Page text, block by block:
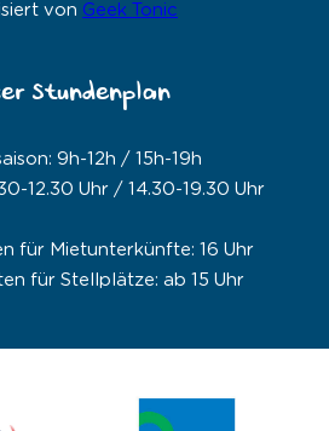
von Geek Tonic
Stundenplan
9h-12h / 15h-19h
12.30 Uhr / 14.30-19.30 Uhr
für Mietunterkünfte: 16 Uhr
für Stellplätze: ab 15 Uhr